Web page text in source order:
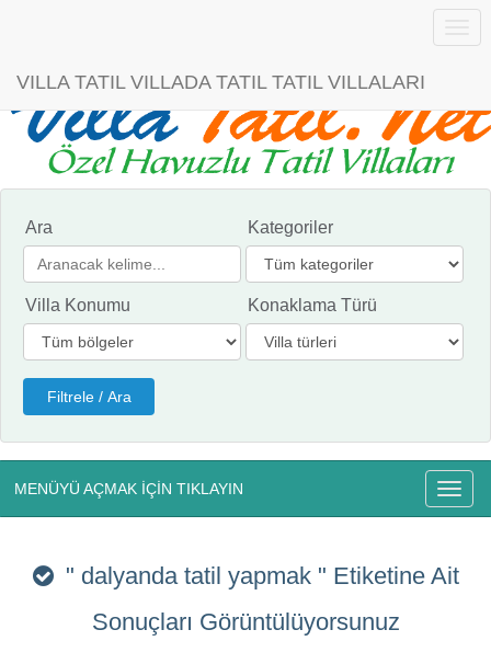
VILLA TATIL VILLADA TATIL TATIL VILLALARI
Ara Kategoriler
Villa Konumu Konaklama Türü
MENÜYÜ AÇMAK İÇİN TIKLAYIN
" dalyanda tatil yapmak " Etiketine Ait
Sonuçları Görüntülüyorsunuz